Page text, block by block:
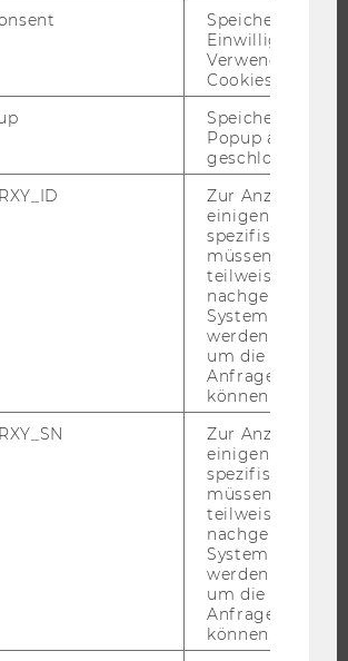
UND INCOMING EXCHANGE STUDIERENDE
UND STUDIENINTERESSIERTE
Speichert Ihre
Einwilligung zur
Verwendung von
Cookies.
Speichert ob ein
Popup
geschlossen
Zur Anzeige von
einigen WU-
spezifischen
müssen
teilweise von
nachgelagerten
System
werden.
um die Antwort
Anfrage
können.
Zur Anzeige von
einigen WU-
spezifischen
müssen
teilweise von
nachgelagerten
System
werden.
um die Antwort
Anfrage
können.